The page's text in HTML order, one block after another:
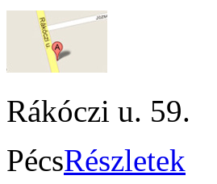
Rákóczi u. 59.
PécsRészletek